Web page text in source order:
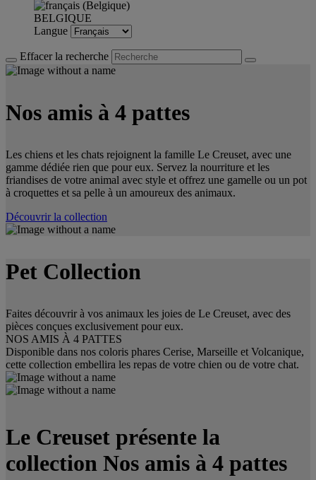
BELGIQUE
Langue
Effacer la recherche
Nos amis à 4 pattes
Les chiens et les chats rejoignent la famille Le Creuset, avec une
gamme dédiée rien que pour eux. Servez la nourriture et les
friandises de votre animal avec style et offrez une gamelle ou un pot
à croquettes et sa pelle à un amoureux des animaux.
Découvrir la collection
Pet Collection
Faites découvrir à vos animaux les joies de Le Creuset, avec des
pièces conçues exclusivement pour eux.
NOS AMIS À 4 PATTES
Disponible dans nos coloris phares Cerise, Marseille et Volcanique,
cette collection embellira les repas de votre chien ou de votre chat.
Le Creuset présente la
collection Nos amis à 4 pattes